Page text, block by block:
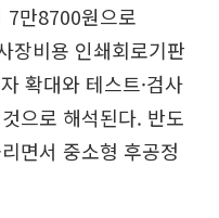
7만8700원으로
장비용 인쇄회로기판
확대와 테스트·검사
으로 해석된다. 반도
면서 중소형 후공정